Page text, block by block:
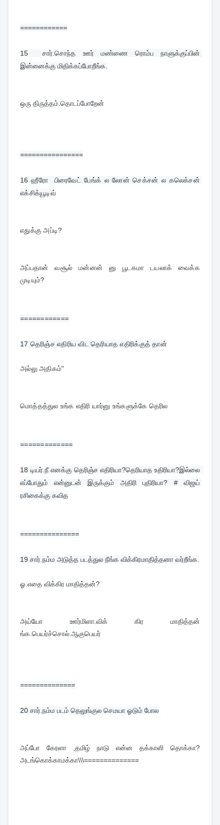
============
15 சார்.சொந்த ஊர் மண்ணை ரொம்ப நாளுக்குப்பின்
இன்னைக்கு மிதிக்கப்போறீங்க.
ஒரு திருத்தம்.தொடப்போறேன்
================
16 ஹீரோ  பிரைவேட் பேங்க் ல லோன் செக்சன் ல கலெக்சன்
எக்சிக்யூடிவ்
எதுக்கு அப்டி?
அப்பதான் வசூல் மன்னன் னு பூடகமா டயலாக் வைக்க
முடியும்?
============
17 தெரிஞ்ச எதிரிய விட தெரியாத எதிரிக்குத் தான்
அல்லு அதிகம்"
மொத்தத்துல உங்க எதிரி யார்னு உங்களுக்கே தெரில
=============
18 டியர்.நீ எனக்கு தெரிஞ்ச எதிரியா?தெரியாத உதிரியா?இல்லை
எப்போதும் என்னுடன் இருக்கும் அதிரி புதிரியா? # விஜய்
ரசிகைக்கு கவித
===============
19 சார்.நம்ம அடுத்த படத்துல நீங்க விக்கிரமாதித்தனா வர்றீங்க.
ஓ.எதை விக்கிர மாதித்தன்?
அய்யோ ஊர்மிளா.விக் கிர மாதித்தன்
ங்க.பெயர்ச்சொல்.ஆகுபெயர்
==============
20 சார்.நம்ம படம் தெலுங்குல செமயா ஓடும் போல
அப்போ கேரளா ,தமிழ் நாடு என்ன தக்காளி தொக்கா?
அடங்கொக்காமக்கா\\\==============